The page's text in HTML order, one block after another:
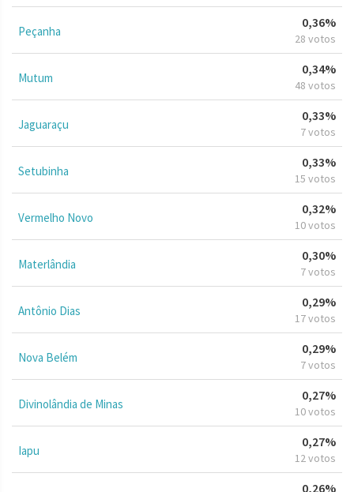
Peçanha
0,36%
28 votos
Mutum
0,34%
48 votos
Jaguaraçu
0,33%
7 votos
Setubinha
0,33%
15 votos
Vermelho Novo
0,32%
10 votos
Materlândia
0,30%
7 votos
Antônio Dias
0,29%
17 votos
Nova Belém
0,29%
7 votos
Divinolândia de Minas
0,27%
10 votos
Iapu
0,27%
12 votos
0,26%